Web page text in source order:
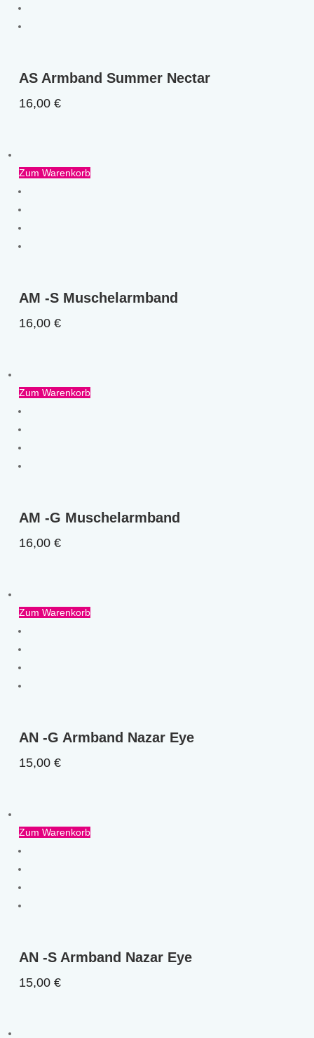
AS Armband Summer Nectar
16,00€
Zum Warenkorb
AM -S Muschelarmband
16,00€
Zum Warenkorb
AM -G Muschelarmband
16,00€
Zum Warenkorb
AN -G Armband Nazar Eye
15,00€
Zum Warenkorb
AN -S Armband Nazar Eye
15,00€